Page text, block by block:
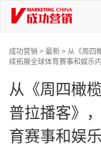
成功营销 > 最新 > 从《周四
续拓展全球体育赛事和娱乐
从《周四橄
普拉播客》
育赛事和娱